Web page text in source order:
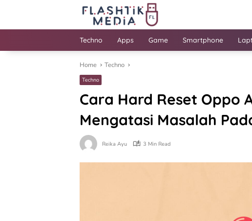
Techno Apps Game Smartphone
Home Techno
Techno
Cara Hard Reset Oppo
Mengatasi Masalah
Reika Ayu 3 Min Read